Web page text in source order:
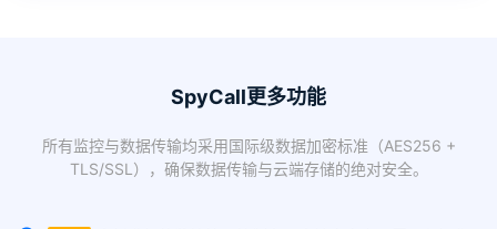
SpyCall更多功能
所有监控与数据传输均采用国际级数据加密标准（AES256 +
TLS/SSL），确保数据传输与云端存储的绝对安全。